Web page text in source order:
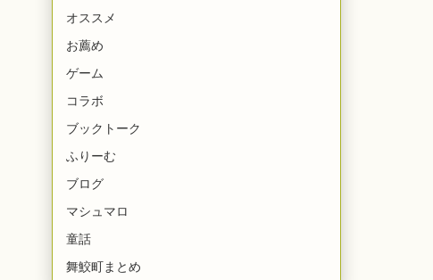
オススメ
お薦め
ゲーム
コラボ
ブックトーク
ふりーむ
ブログ
マシュマロ
童話
舞鮫町まとめ